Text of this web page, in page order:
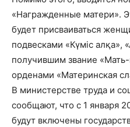
«Награжденные матери».
будет присваиваться
подвесками «Күміс алқа»,
получившим звание
орденами «Материнская
В министерстве труда и
сообщают, что с 1 января
будут включены